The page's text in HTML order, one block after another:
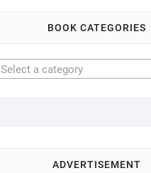
BOOK CATEGORIES
Select a category
ADVERTISEMENT